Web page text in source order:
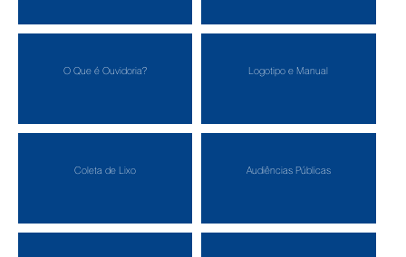
O Que é Ouvidoria? Logotipo e Manual
Coleta de Lixo Audiências Públicas